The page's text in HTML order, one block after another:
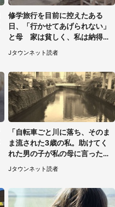
修学旅行を目前に控えたある
日、「行かせてあげられない」
と母 家は貧しく、私は納得し
たけれど...（北海道・70代以上
女性）
Jタウンネット読者
「自転車ごと川に落ち、そのま
ま流された3歳の私。助けてく
れた男の子が私の母に言ったの
は...」（千葉県・20代女性）
Jタウンネット読者